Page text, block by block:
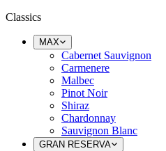
Classics
MAX
Cabernet Sauvignon
Carmenere
Malbec
Pinot Noir
Shiraz
Chardonnay
Sauvignon Blanc
GRAN RESERVA